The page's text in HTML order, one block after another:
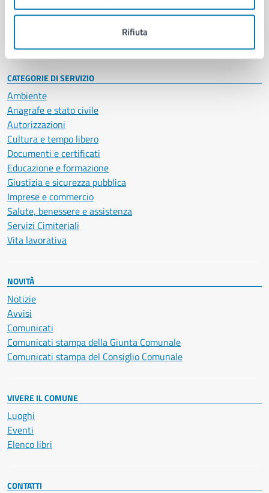
Rifiuta
Personale amministrativo
Intranet, posta aziendale e protocollo
CATEGORIE DI SERVIZIO
Ambiente
Anagrafe e stato civile
Autorizzazioni
Cultura e tempo libero
Documenti e certificati
Educazione e formazione
Giustizia e sicurezza pubblica
Imprese e commercio
Salute, benessere e assistenza
Servizi Cimiteriali
Vita lavorativa
NOVITÀ
Notizie
Avvisi
Comunicati
Comunicati stampa della Giunta Comunale
Comunicati stampa del Consiglio Comunale
VIVERE IL COMUNE
Luoghi
Eventi
Elenco libri
CONTATTI